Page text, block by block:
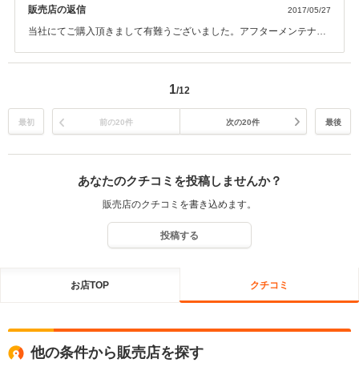
販売店の返信 2017/05/27
当社にてご購入頂きまして有難うございました。アフターメンテナン
1/12
最初 前の20件 次の20件 最後
あなたのクチコミを投稿しませんか？
販売店のクチコミを書き込めます。
投稿する
お店TOP クチコミ
他の条件から販売店を探す